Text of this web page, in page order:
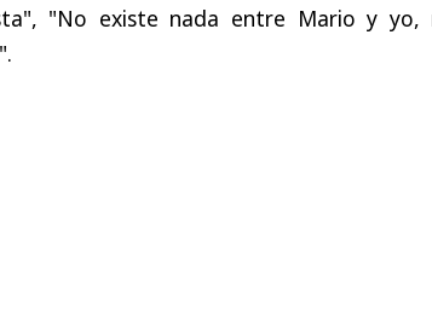
"No existe nada entre Mario y yo,